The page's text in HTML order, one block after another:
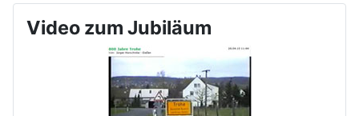
Video zum Jubiläum